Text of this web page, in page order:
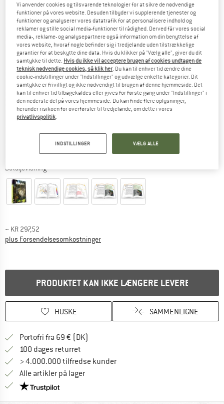
Detaljevisning
~ KR 297,52
plus ForsendelsesomkostningerOplysninger om
PRODUKTET KAN IKKE LÆNGERE LEVERES
HUSKE SAMMENLIGNE
Portofri fra 69 € (DK)
100 dages returret
> 4.000.000 tilfredse kunder
Alle artikler på lager
Vi er Trustpilot-certificeret - oplysningerne får du
Vi anvender cookies og tilsvarende teknologier for at sikre de nødvendige
funktioner på vores website. Desuden tilbyder vi supplerende tjenester og
funktioner og analyserer vores datatrafik for at personalisere indhold og
reklamer og stille social media-funktioner til rådighed. Derved får vores social
media-, reklame- og analysepartnere også information om din benyttelse af
vores website, hvoraf nogle befinder sig i tredjelande uden tilstrækkelige
garantier for at beskytte dine data. Hvis du klikker på "Vælg alle", giver du dit
samtykke til dette. Hvis du ikke vil acceptere brugen af cookies undtagen de
teknisk nødvendige cookies, så klik her . Du kan til enhver tid ændre dine
cookie-indstillinger under "Indstillinger" og udvælge enkelte kategorier. Dit
samtykke er frivilligt og ikke nødvendigt til brugen af denne hjemmeside. Det
kan til enhver tid tilbagekaldes eller gives for første gang under "Indstillinger" i
den nederste del på vores hjemmeside. Du kan finde flere oplysninger,
herunder risikoen for overførsler til tredjelande, om dette i vores
privatlivspolitik
INDSTILLINGER VÆLG ALLE